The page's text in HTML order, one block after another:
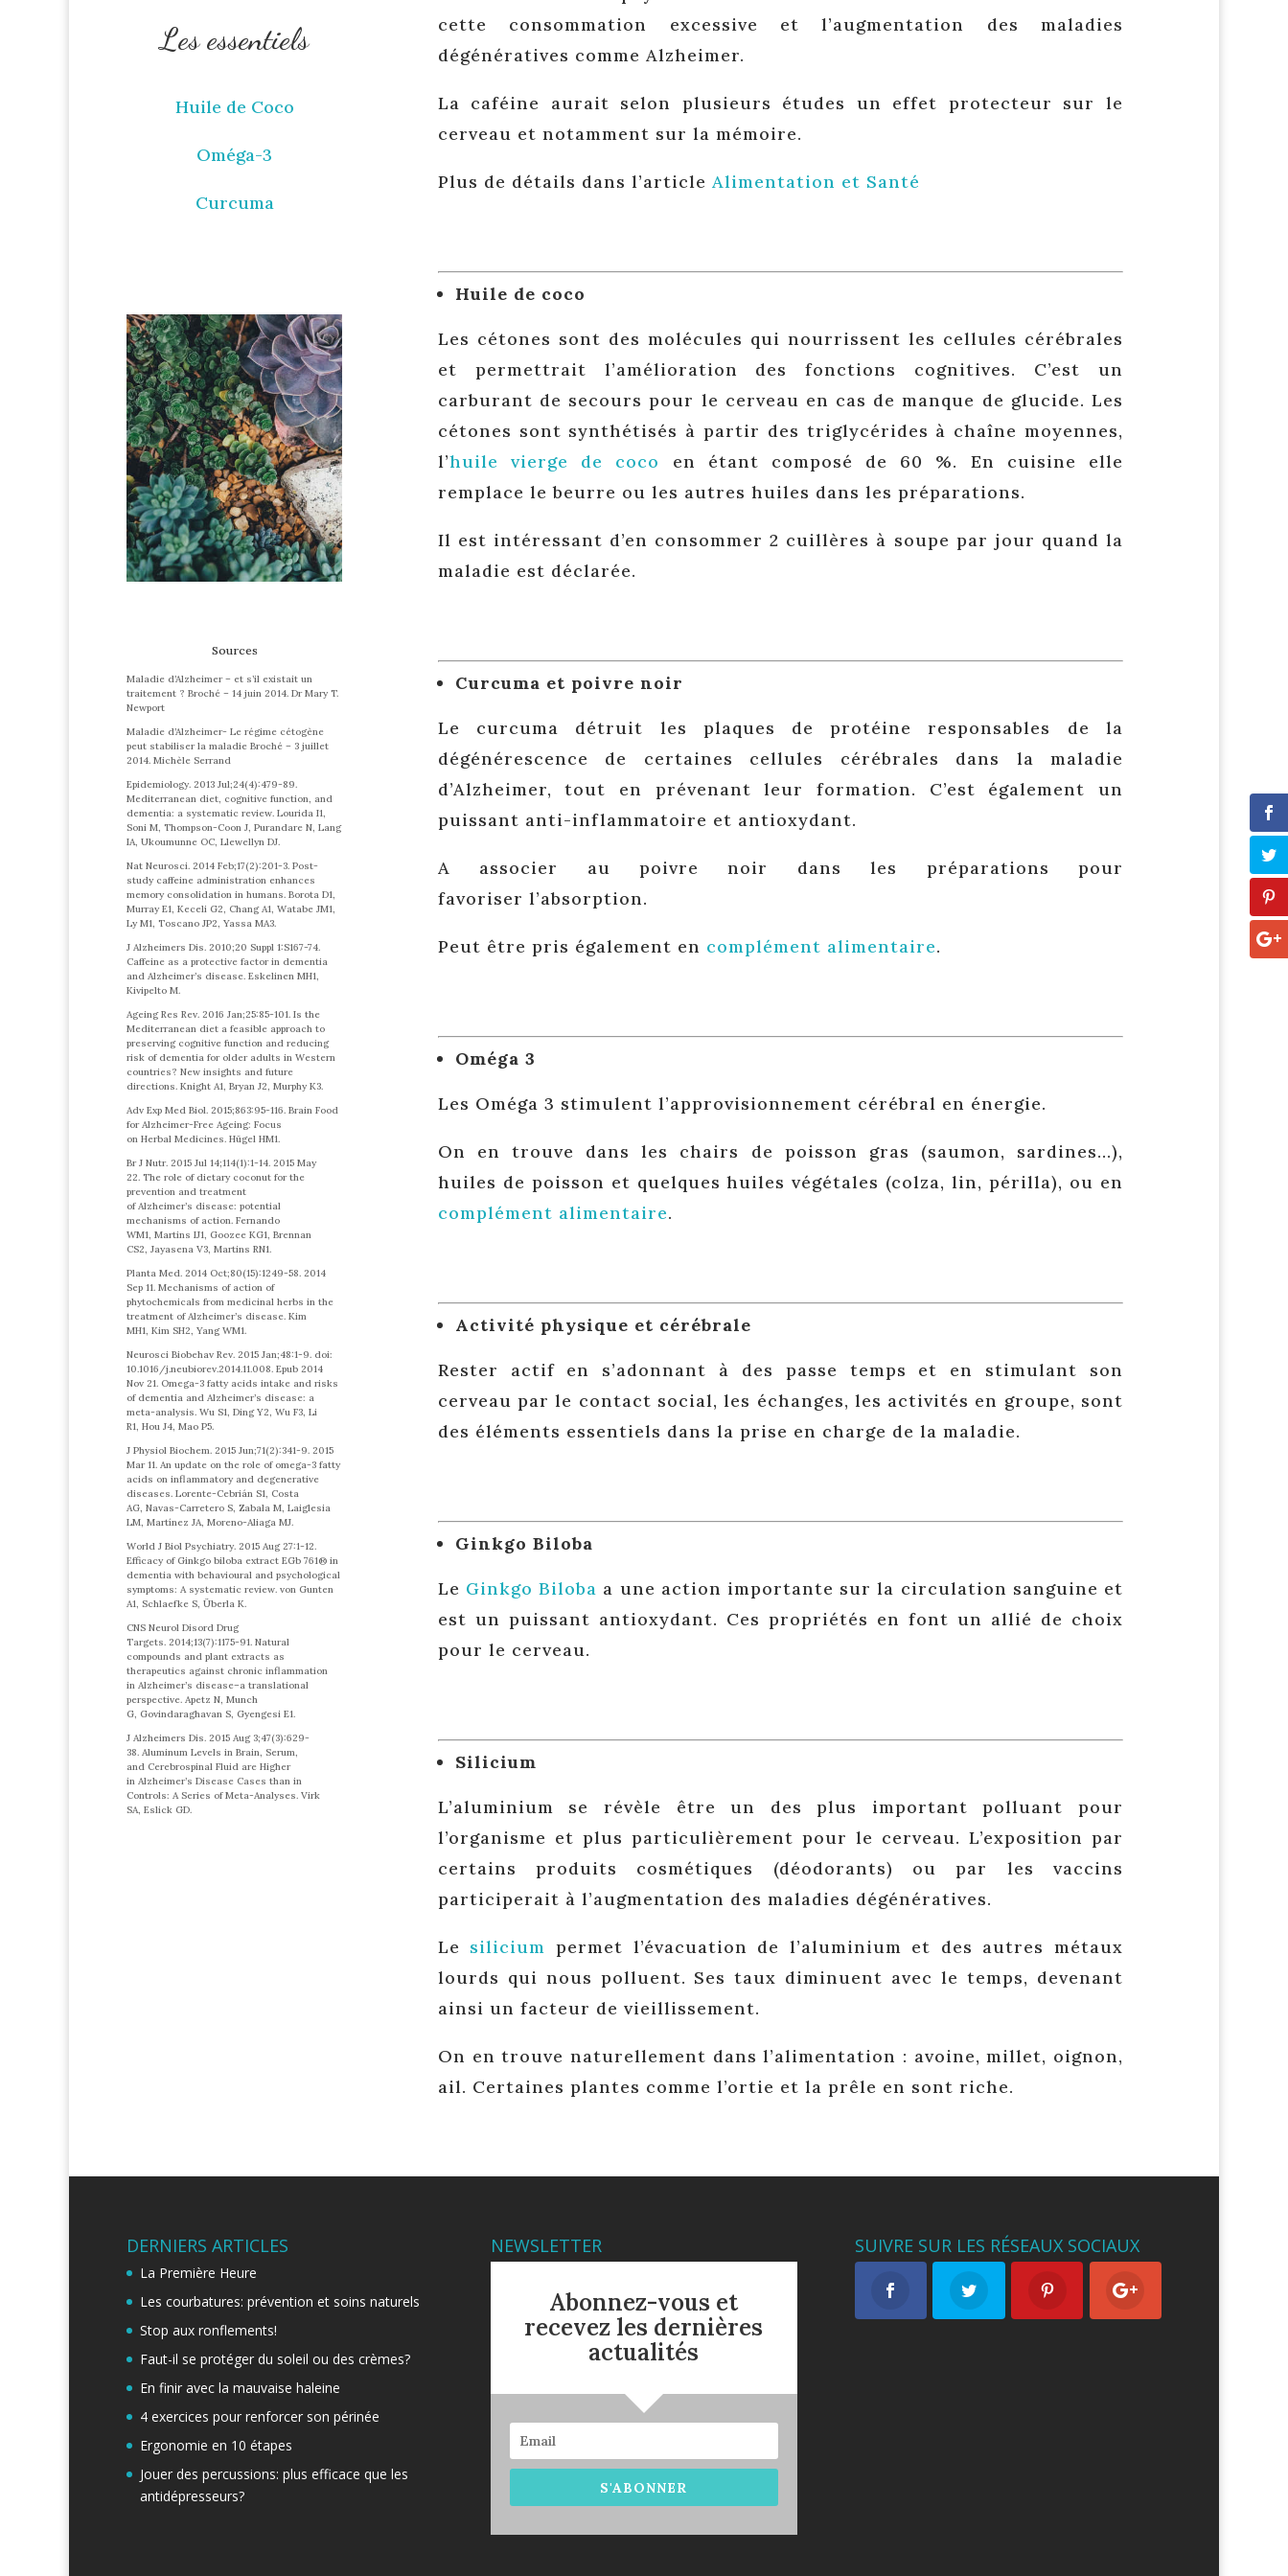
Les essentiels
Huile de Coco
Oméga-3
Curcuma
Sources
Maladie d’Alzheimer – et s’il existait un
traitement ? Broché – 14 juin 2014. Dr Mary T.
Newport
Maladie d’Alzheimer- Le régime cétogène
peut stabiliser la maladie Broché – 3 juillet
2014. Michèle Serrand
Epidemiology. 2013 Jul;24(4):479-89.
Mediterranean diet, cognitive function, and
dementia: a systematic review. Lourida I1,
Soni M, Thompson-Coon J, Purandare N, Lang
IA, Ukoumunne OC, Llewellyn DJ.
Nat Neurosci. 2014 Feb;17(2):201-3. Post-
study caffeine administration enhances
memory consolidation in humans. Borota D1,
Murray E1, Keceli G2, Chang A1, Watabe JM1,
Ly M1, Toscano JP2, Yassa MA3.
J Alzheimers Dis. 2010;20 Suppl 1:S167-74.
Caffeine as a protective factor in dementia
and Alzheimer’s disease. Eskelinen MH1,
Kivipelto M.
Ageing Res Rev. 2016 Jan;25:85-101. Is the
Mediterranean diet a feasible approach to
preserving cognitive function and reducing
risk of dementia for older adults in Western
countries? New insights and future
directions. Knight A1, Bryan J2, Murphy K3.
Adv Exp Med Biol. 2015;863:95-116. Brain Food
for Alzheimer-Free Ageing: Focus
on Herbal Medicines. Hügel HM1.
Br J Nutr. 2015 Jul 14;114(1):1-14. 2015 May
22. The role of dietary coconut for the
prevention and treatment
of Alzheimer’s disease: potential
mechanisms of action. Fernando
WM1, Martins IJ1, Goozee KG1, Brennan
CS2, Jayasena V3, Martins RN1.
Planta Med. 2014 Oct;80(15):1249-58. 2014
Sep 11. Mechanisms of action of
phytochemicals from medicinal herbs in the
treatment of Alzheimer’s disease. Kim
MH1, Kim SH2, Yang WM1.
Neurosci Biobehav Rev. 2015 Jan;48:1-9. doi:
10.1016/j.neubiorev.2014.11.008. Epub 2014
Nov 21. Omega-3 fatty acids intake and risks
of dementia and Alzheimer’s disease: a
meta-analysis. Wu S1, Ding Y2, Wu F3, Li
R1, Hou J4, Mao P5.
J Physiol Biochem. 2015 Jun;71(2):341-9. 2015
Mar 11. An update on the role of omega-3 fatty
acids on inflammatory and degenerative
diseases. Lorente-Cebrián S1, Costa
AG, Navas-Carretero S, Zabala M, Laiglesia
LM, Martínez JA, Moreno-Aliaga MJ.
World J Biol Psychiatry. 2015 Aug 27:1-12.
Efficacy of Ginkgo biloba extract EGb 761® in
dementia with behavioural and psychological
symptoms: A systematic review. von Gunten
A1, Schlaefke S, Überla K.
CNS Neurol Disord Drug
Targets. 2014;13(7):1175-91. Natural
compounds and plant extracts as
therapeutics against chronic inflammation
in Alzheimer’s disease–a translational
perspective. Apetz N, Munch
G, Govindaraghavan S, Gyengesi E1.
J Alzheimers Dis. 2015 Aug 3;47(3):629-
38. Aluminum Levels in Brain, Serum,
and Cerebrospinal Fluid are Higher
in Alzheimer’s Disease Cases than in
Controls: A Series of Meta-Analyses. Virk
SA, Eslick GD.
cette consommation excessive et l’augmentation des maladies
dégénératives comme Alzheimer.
La caféine aurait selon plusieurs études un effet protecteur sur le
cerveau et notamment sur la mémoire.
Plus de détails dans l’article Alimentation et Santé
Huile de coco
Les cétones sont des molécules qui nourrissent les cellules cérébrales
et permettrait l’amélioration des fonctions cognitives. C’est un
carburant de secours pour le cerveau en cas de manque de glucide. Les
cétones sont synthétisés à partir des triglycérides à chaîne moyennes,
l’huile vierge de coco
en étant composé de 60 %. En cuisine elle
remplace le beurre ou les autres huiles dans les préparations.
Il est intéressant d’en consommer 2 cuillères à soupe par jour quand la
maladie est déclarée.
Curcuma et poivre noir
Le curcuma détruit les plaques de protéine responsables de la
dégénérescence de certaines cellules cérébrales dans la maladie
d’Alzheimer, tout en prévenant leur formation. C’est également un
puissant anti-inflammatoire et antioxydant.
A associer au poivre noir dans les préparations pour
favoriser l’absorption.
Peut être pris également en complément alimentaire.
Oméga 3
Les Oméga 3 stimulent l’approvisionnement cérébral en énergie.
On en trouve dans les chairs de poisson gras (saumon, sardines…),
huiles de poisson et quelques huiles végétales (colza, lin, périlla), ou en
complément alimentaire.
Activité physique et cérébrale
Rester actif en s’adonnant à des passe temps et en stimulant son
cerveau par le contact social, les échanges, les activités en groupe, sont
des éléments essentiels dans la prise en charge de la maladie.
Ginkgo Biloba
Le Ginkgo Biloba a une action importante sur la circulation sanguine et
est un puissant antioxydant. Ces propriétés en font un allié de choix
pour le cerveau.
Silicium
L’aluminium se révèle être un des plus important polluant pour
l’organisme et plus particulièrement pour le cerveau. L’exposition par
certains produits cosmétiques (déodorants) ou par les vaccins
participerait à l’augmentation des maladies dégénératives.
Le silicium permet l’évacuation de l’aluminium et des autres métaux
lourds qui nous polluent. Ses taux diminuent avec le temps, devenant
ainsi un facteur de vieillissement.
On en trouve naturellement dans l’alimentation : avoine, millet, oignon,
ail. Certaines plantes comme l’ortie et la prêle en sont riche.
DERNIERS ARTICLES
La Première Heure
Les courbatures: prévention et soins naturels
Stop aux ronflements!
Faut-il se protéger du soleil ou des crèmes?
En finir avec la mauvaise haleine
4 exercices pour renforcer son périnée
Ergonomie en 10 étapes
Jouer des percussions: plus efficace que les
antidépresseurs?
NEWSLETTER
Abonnez-vous et
recevez les dernières
actualités
S'ABONNER
SUIVRE SUR LES RÉSEAUX SOCIAUX